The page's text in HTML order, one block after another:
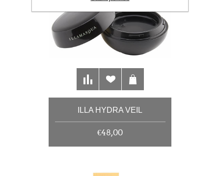
ILLA HYDRA VEIL
€48,00